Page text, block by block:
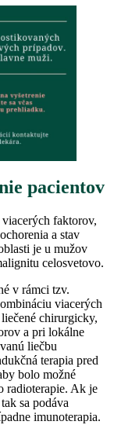
pacientov
faktorov,
a stav
je u mužov
celosvetovo.
v rámci tzv.
viacerých
chirurgicky,
a pri lokálne
liečbu
terapia pred
bolo možné
radioterapie. Ak je
sa podáva
imunoterapia.